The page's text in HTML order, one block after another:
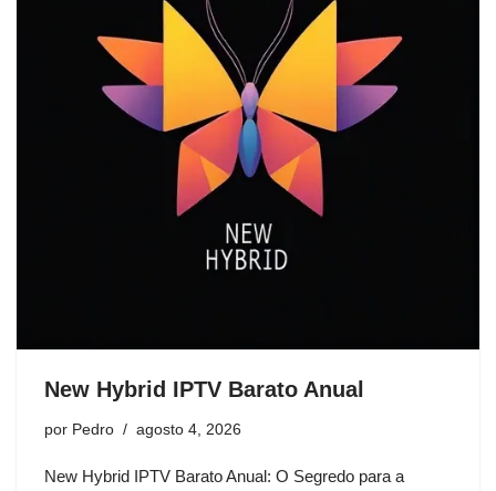
New Hybrid IPTV Barato Anual
por Pedro agosto 4, 2026
New Hybrid IPTV Barato Anual: O Segredo para a